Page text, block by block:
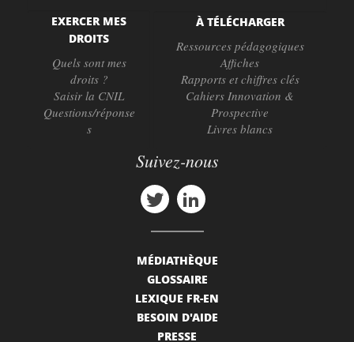
EXERCER MES
DROITS
Quels sont mes
droits ?
Saisir la CNIL
Questions/réponse
s
À TÉLÉCHARGER
Ressources pédagogiques
Affiches
Rapports et chiffres clés
Cahiers Innovation &
Prospective
Livres blancs
Suivez-nous
MÉDIATHÈQUE
GLOSSAIRE
LEXIQUE FR-EN
BESOIN D'AIDE
PRESSE